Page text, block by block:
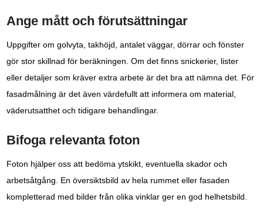
Ange mått och förutsättningar
Uppgifter om golvyta, takhöjd, antalet väggar, dörrar och fönster
gör stor skillnad för beräkningen. Om det finns snickerier, lister
eller detaljer som kräver extra arbete är det bra att nämna det. För
fasadmålning är det även värdefullt att informera om material,
väderutsatthet och tidigare behandlingar.
Bifoga relevanta foton
Foton hjälper oss att bedöma ytskikt, eventuella skador och
arbetsåtgång. En översiktsbild av hela rummet eller fasaden
kompletterad med bilder från olika vinklar ger en god helhetsbild.